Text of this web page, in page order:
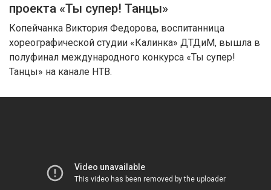
проекта «Ты супер! Танцы»
Копейчанка Виктория Федорова, воспитанница
хореографической студии «Калинка» ДТДиМ, вышла в
полуфинал международного конкурса «Ты супер!
Танцы» на канале НТВ.